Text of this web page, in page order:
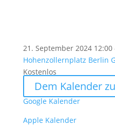
21. September 2024 12:00
Hohenzollernplatz Berlin
Kostenlos
Dem Kalender
Google Kalender
Apple Kalender